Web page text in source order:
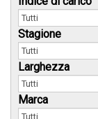
Stagione
Larghezza
Marca